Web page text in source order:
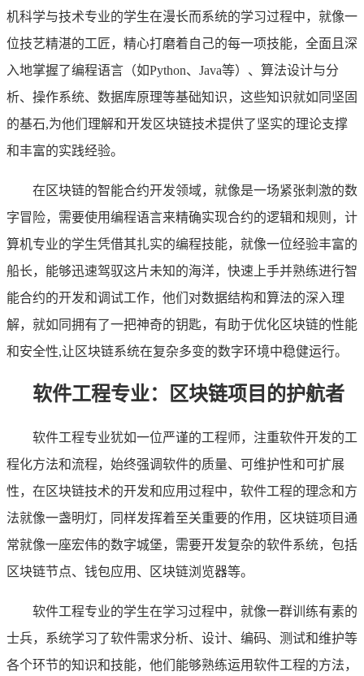
机科学与技术专业的学生在漫长而系统的学习过程中，就像一
位技艺精湛的工匠，精心打磨着自己的每一项技能，全面且深
入地掌握了编程语言（如Python、Java等）、算法设计与分
析、操作系统、数据库原理等基础知识，这些知识就如同坚固
的基石,为他们理解和开发区块链技术提供了坚实的理论支撑
和丰富的实践经验。
在区块链的智能合约开发领域，就像是一场紧张刺激的数
字冒险，需要使用编程语言来精确实现合约的逻辑和规则，计
算机专业的学生凭借其扎实的编程技能，就像一位经验丰富的
船长，能够迅速驾驭这片未知的海洋，快速上手并熟练进行智
能合约的开发和调试工作，他们对数据结构和算法的深入理
解，就如同拥有了一把神奇的钥匙，有助于优化区块链的性能
和安全性,让区块链系统在复杂多变的数字环境中稳健运行。
软件工程专业：区块链项目的护航者
软件工程专业犹如一位严谨的工程师，注重软件开发的工
程化方法和流程，始终强调软件的质量、可维护性和可扩展
性，在区块链技术的开发和应用过程中，软件工程的理念和方
法就像一盏明灯，同样发挥着至关重要的作用，区块链项目通
常就像一座宏伟的数字城堡，需要开发复杂的软件系统，包括
区块链节点、钱包应用、区块链浏览器等。
软件工程专业的学生在学习过程中，就像一群训练有素的
士兵，系统学习了软件需求分析、设计、编码、测试和维护等
各个环节的知识和技能，他们能够熟练运用软件工程的方法，